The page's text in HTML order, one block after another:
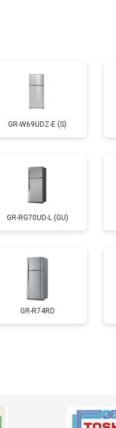
1700 ₽
2550 ₽
1700 ₽
4750 ₽
3650 ₽
GR-W69UDZ-E (S)
GR-RG70UD-L (GU)
GR-R74RD